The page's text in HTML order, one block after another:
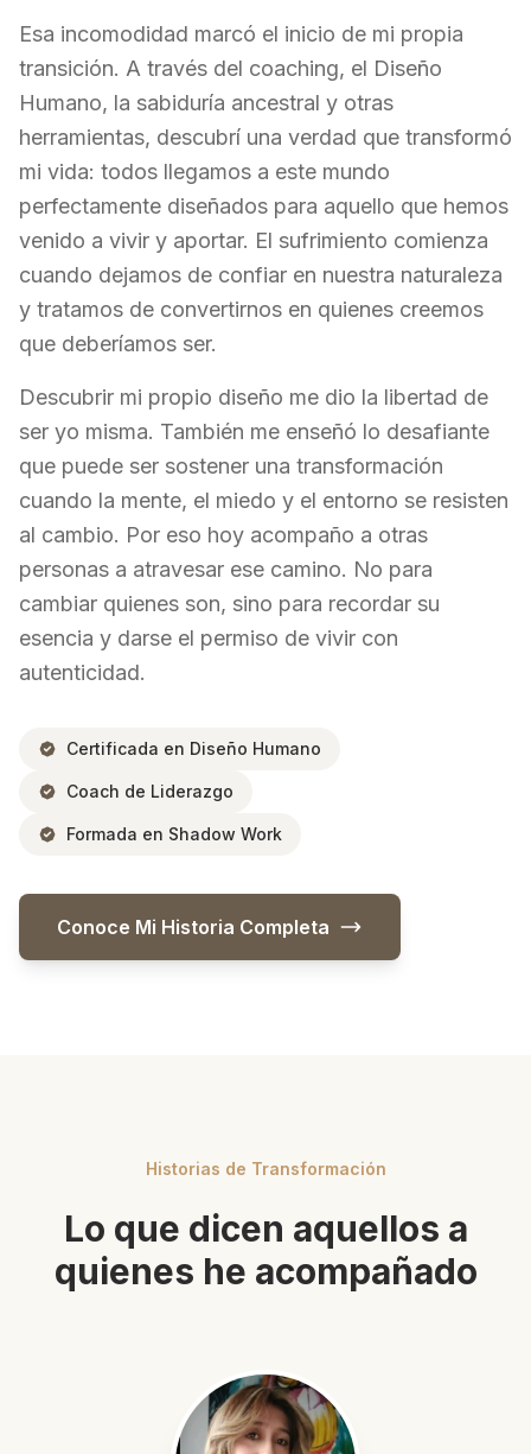
Esa incomodidad marcó el inicio de mi propia
transición. A través del coaching, el Diseño
Humano, la sabiduría ancestral y otras
herramientas, descubrí una verdad que transformó
mi vida: todos llegamos a este mundo
perfectamente diseñados para aquello que hemos
venido a vivir y aportar. El sufrimiento comienza
cuando dejamos de confiar en nuestra naturaleza
y tratamos de convertirnos en quienes creemos
que deberíamos ser.
Descubrir mi propio diseño me dio la libertad de
ser yo misma. También me enseñó lo desafiante
que puede ser sostener una transformación
cuando la mente, el miedo y el entorno se resisten
al cambio. Por eso hoy acompaño a otras
personas a atravesar ese camino. No para
cambiar quienes son, sino para recordar su
esencia y darse el permiso de vivir con
autenticidad.
Certificada en Diseño Humano
Coach de Liderazgo
Formada en Shadow Work
Conoce Mi Historia Completa
Historias de Transformación
Lo que dicen aquellos a
quienes he acompañado